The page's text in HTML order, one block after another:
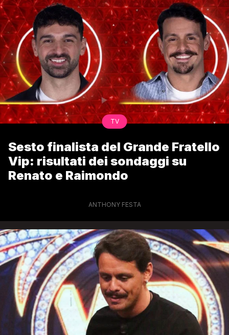
TV
Sesto finalista del Grande Fratello
Vip: risultati dei sondaggi su
Renato e Raimondo
ANTHONY FESTA